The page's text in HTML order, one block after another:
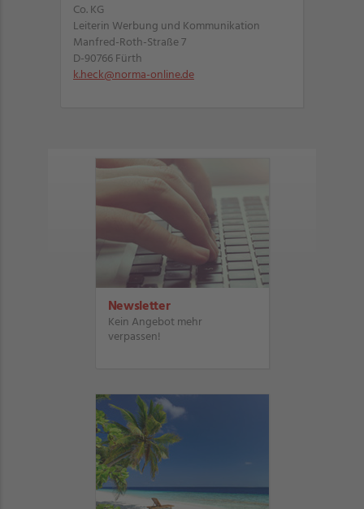
Co. KG
Leiterin Werbung und Kommunikation
Manfred-Roth-Straße 7
D-90766 Fürth
k.heck@norma-online.de
Newsletter
Kein Angebot mehr
verpassen!